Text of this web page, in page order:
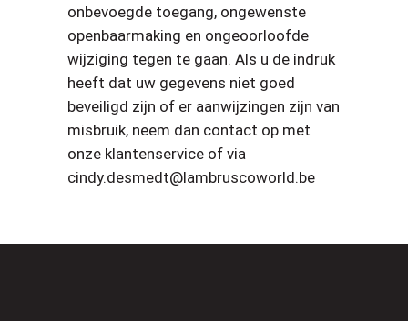
onbevoegde toegang, ongewenste
openbaarmaking en ongeoorloofde
wijziging tegen te gaan. Als u de indruk
heeft dat uw gegevens niet goed
beveiligd zijn of er aanwijzingen zijn van
misbruik, neem dan contact op met
onze klantenservice of via
cindy.desmedt@lambruscoworld.be